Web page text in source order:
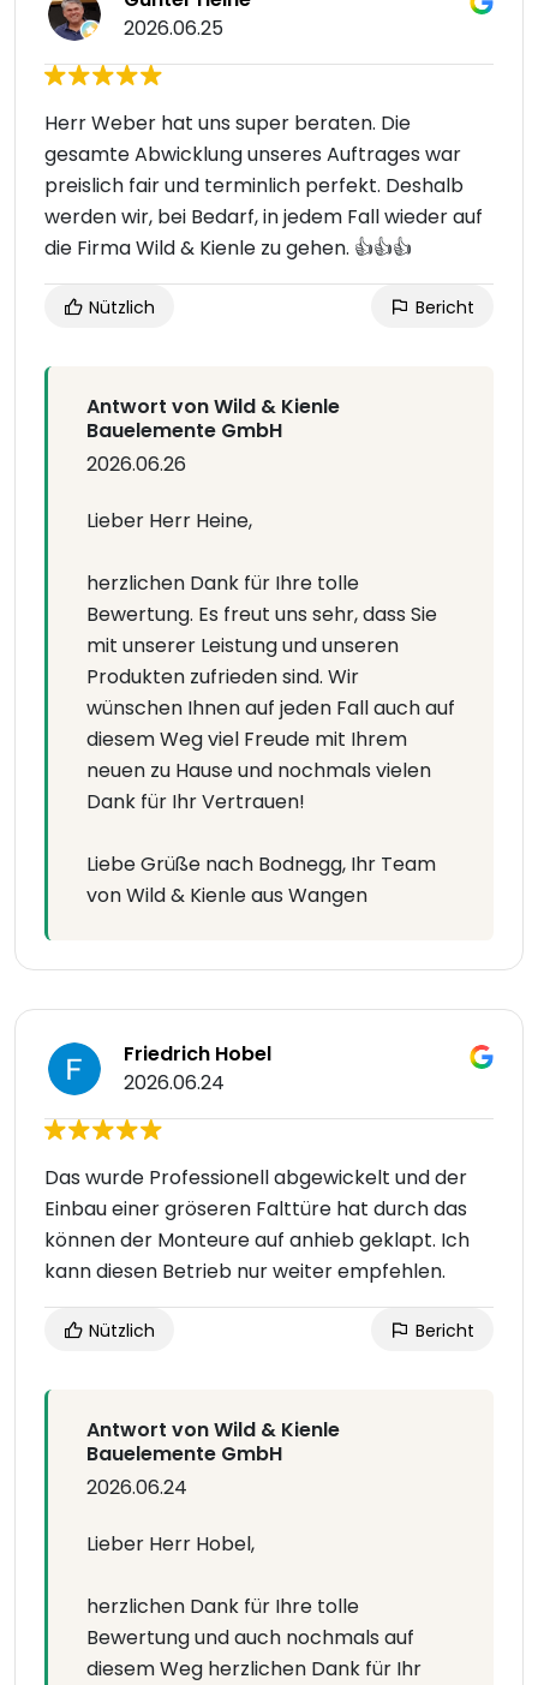
2026.06.25
Herr Weber hat uns super beraten. Die
gesamte Abwicklung unseres Auftrages war
preislich fair und terminlich perfekt. Deshalb
werden wir, bei Bedarf, in jedem Fall wieder auf
die Firma Wild & Kienle zu gehen. 👍👍👍
Nützlich Bericht
Antwort von Wild & Kienle
Bauelemente GmbH
2026.06.26
Lieber Herr Heine,
herzlichen Dank für Ihre tolle
Bewertung. Es freut uns sehr, dass Sie
mit unserer Leistung und unseren
Produkten zufrieden sind. Wir
wünschen Ihnen auf jeden Fall auch auf
diesem Weg viel Freude mit Ihrem
neuen zu Hause und nochmals vielen
Dank für Ihr Vertrauen!
Liebe Grüße nach Bodnegg, Ihr Team
von Wild & Kienle aus Wangen
Friedrich Hobel
2026.06.24
Das wurde Professionell abgewickelt und der
Einbau einer gröseren Falttüre hat durch das
können der Monteure auf anhieb geklapt. Ich
kann diesen Betrieb nur weiter empfehlen.
Nützlich Bericht
Antwort von Wild & Kienle
Bauelemente GmbH
2026.06.24
Lieber Herr Hobel,
herzlichen Dank für Ihre tolle
Bewertung und auch nochmals auf
diesem Weg herzlichen Dank für Ihr